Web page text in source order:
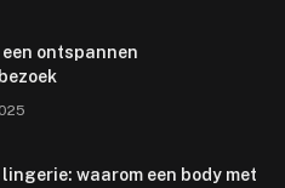
ontspannen
waarom een body met